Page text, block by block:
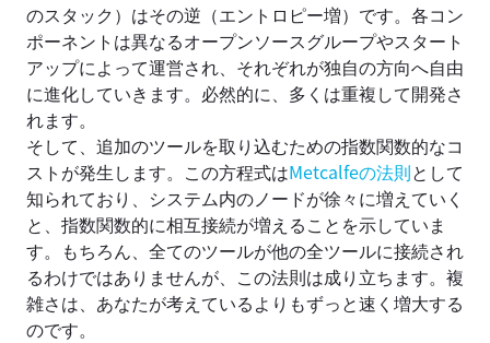
のスタック）はその逆（エントロピー増）です。各コン
ポーネントは異なるオープンソースグループやスタート
アップによって運営され、それぞれが独自の方向へ自由
に進化していきます。必然的に、多くは重複して開発さ
れます。
そして、追加のツールを取り込むための指数関数的なコ
ストが発生します。この方程式はMetcalfeの法則として
知られており、システム内のノードが徐々に増えていく
と、指数関数的に相互接続が増えることを示していま
す。もちろん、全てのツールが他の全ツールに接続され
るわけではありませんが、この法則は成り立ちます。複
雑さは、あなたが考えているよりもずっと速く増大する
のです。